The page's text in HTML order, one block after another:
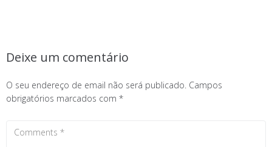
Deixe um comentário
O seu endereço de email não será publicado. Campos
obrigatórios marcados com *